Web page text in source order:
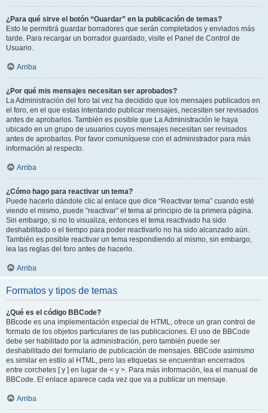
¿Para qué sirve el botón “Guardar” en la publicación de temas?
Esto le permitirá guardar borradores que serán completados y enviados más
tarde. Para recargar un borrador guardado, visite el Panel de Control de
Usuario.
Arriba
¿Por qué mis mensajes necesitan ser aprobados?
La Administración del foro tal vez ha decidido que los mensajes publicados en
el foro, en el que estas intentando publicar mensajes, necesiten ser revisados
antes de aprobarlos. También es posible que La Administración le haya
ubicado en un grupo de usuarios cuyos mensajes necesitan ser revisados
antes de aprobarlos. Por favor comuníquese con el administrador para más
información al respecto.
Arriba
¿Cómo hago para reactivar un tema?
Puede hacerlo dándole clic al enlace que dice “Reactivar tema” cuando esté
viendo el mismo, puede “reactivar” el tema al principio de la primera página.
Sin embargo, si no lo visualiza, entonces el tema reactivado ha sido
deshabilitado o el tiempo para poder reactivarlo no ha sido alcanzado aún.
También es posible reactivar un tema respondiendo al mismo, sin embargo,
lea las reglas del foro antes de hacerlo.
Arriba
Formatos y tipos de temas
¿Qué es el código BBCode?
BBcode es una implementación especial de HTML, ofrece un gran control de
formato de los objetos particulares de las publicaciones. El uso de BBCode
debe ser habilitado por la administración, pero también puede ser
deshabilitado del formulario de publicación de mensajes. BBCode asimismo
es similar en estilo al HTML, pero las etiquetas se encuentran encerrados
entre corchetes [ y ] en lugar de < y >. Para más información, lea el manual de
BBCode. El enlace aparece cada vez que va a publicar un mensaje.
Arriba